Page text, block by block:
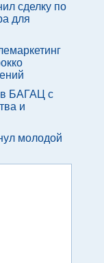
сделку по
для
в БАГАЦ с
и
молодой